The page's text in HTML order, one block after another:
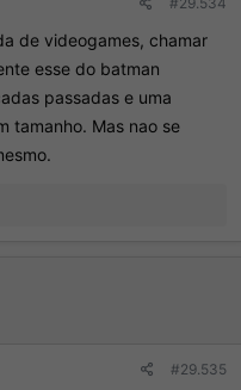
de videogames, chamar
esse do batman
passadas e uma
tamanho. Mas nao se
#29.535